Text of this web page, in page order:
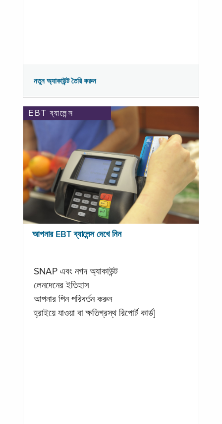
নতুন অ্যাকাউন্ট তৈরি করুন
EBT ব্যালেন্স
আপনার EBT ব্যালেন্স দেখে নিন
SNAP এবং নগদ অ্যাকাউন্ট
লেনদেনের ইতিহাস
আপনার পিন পরিবর্তন করুন
হ্রাইয়ে যাওয়া বা ক্ষতিগ্রস্থ রিপোর্ট কার্ড]